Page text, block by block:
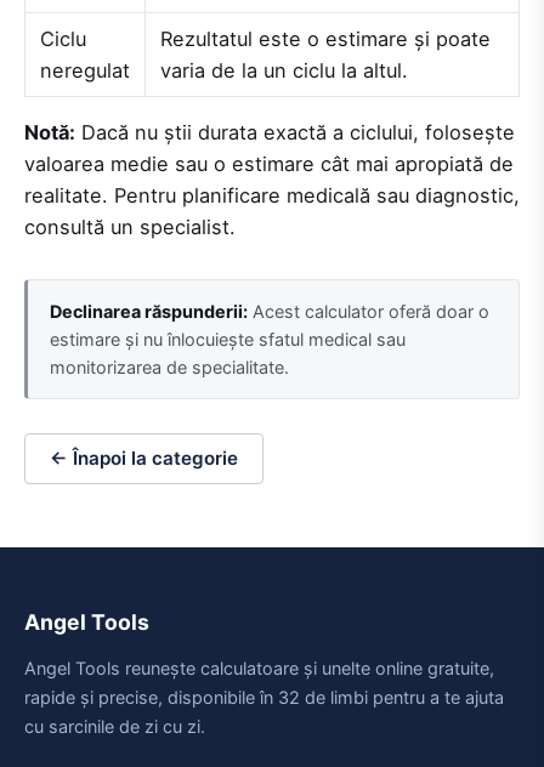
Ciclu
neregulat
Rezultatul este o estimare și poate
varia de la un ciclu la altul.
Notă: Dacă nu știi durata exactă a ciclului, folosește
valoarea medie sau o estimare cât mai apropiată de
realitate. Pentru planificare medicală sau diagnostic,
consultă un specialist.
Declinarea răspunderii: Acest calculator oferă doar o
estimare și nu înlocuiește sfatul medical sau
monitorizarea de specialitate.
← Înapoi la categorie
Angel Tools
Angel Tools reunește calculatoare și unelte online gratuite,
rapide și precise, disponibile în 32 de limbi pentru a te ajuta
cu sarcinile de zi cu zi.